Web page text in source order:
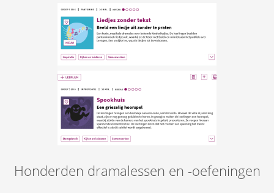
Honderden dramalessen en -oefeningen